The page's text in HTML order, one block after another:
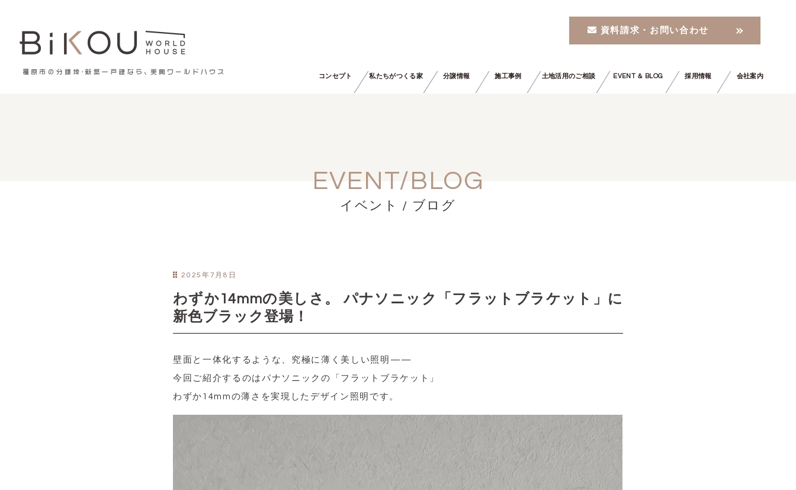
資料請求・お問い合わせ
コンセプト 私たちがつくる家 分譲情報 施工事例 土地活用のご相談 EVENT ＆ BLOG 採用情報 会社案内
EVENT/BLOG
イベント / ブログ
2025年7月8日
わずか14mmの美しさ。 パナソニック「フラットブラケット」に
新色ブラック登場！
壁面と一体化するような、究極に薄く美しい照明——
今回ご紹介するのはパナソニックの「フラットブラケット」
わずか14mmの薄さを実現したデザイン照明です。